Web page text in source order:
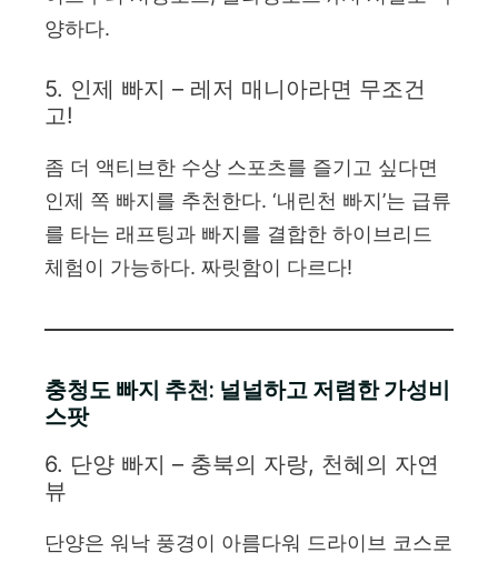
양하다.
5. 인제 빠지 – 레저 매니아라면 무조건
고!
좀 더 액티브한 수상 스포츠를 즐기고 싶다면
인제 쪽 빠지를 추천한다. ‘내린천 빠지’는 급류
를 타는 래프팅과 빠지를 결합한 하이브리드
체험이 가능하다. 짜릿함이 다르다!
충청도 빠지 추천: 널널하고 저렴한 가성비
스팟
6. 단양 빠지 – 충북의 자랑, 천혜의 자연
뷰
단양은 워낙 풍경이 아름다워 드라이브 코스로